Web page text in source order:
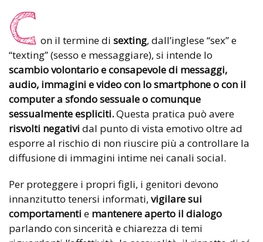
C on il termine di sexting, dall’inglese “sex” e
“texting” (sesso e messaggiare), si intende lo
scambio volontario e consapevole di messaggi,
audio, immagini e video con lo smartphone o con il
computer a sfondo sessuale o comunque
sessualmente espliciti.Questa pratica può avere
risvolti negativi dal punto di vista emotivo oltre ad
esporre al rischio di non riuscire più a controllare la
diffusione di immagini intime nei canali social.
Per proteggere i propri figli, i genitori devono
innanzitutto tenersi informati, vigilare sui
comportamenti e mantenere aperto il dialogo
parlando con sincerità e chiarezza di temi